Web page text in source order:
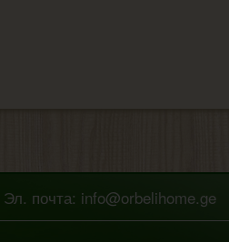
почта: info@orbelihome.ge